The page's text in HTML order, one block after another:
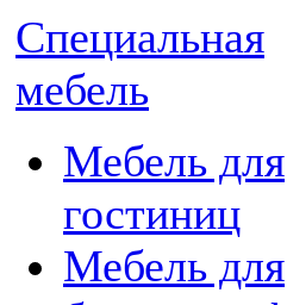
Специальная
мебель
Мебель для
гостиниц
Мебель для